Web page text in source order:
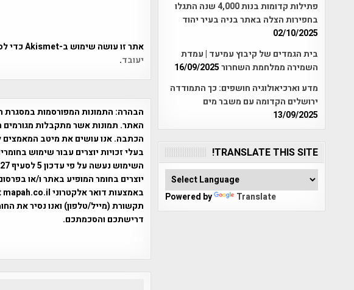
אתר זו עושה שימוש ב-Akismet כדי לסנן תגובות זבל.
יעובד.
הבהרה: התמונות המפורסמות במסגרת
האתר. תמונות אשר מתקבלות
הכתבה. אנו עושים את מיטב המאמצים
בעלי זכויות יוצרים עבור שימוש
יוצרים בחומר המופיע באתר ו/או
תקשורת (מייל/טלפון) ואנו נסיר את
דרישתכם והסכמתכם.
פתילות קדומות בנות 4,000 שנה התגלו
בחפירות הצלה באתר בניה בעיר יהוד
02/10/2025
בית הגמדים של קיבוץ עמיעד | עמדת
השמירה ממלחמת השחרור16/09/2025
מדע וארכיאולוגיה חושפים: כך התמודדה
ירושלים הקדומה עם משבר מים
13/09/2025
TRANSLATE THIS SITE!
Powered by Translate